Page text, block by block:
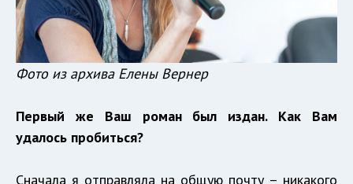
Фото из архива Елены Вернер
Первый же Ваш роман был издан. Как Вам
удалось пробиться?
Сначала я отправляла на общую почту – никакого